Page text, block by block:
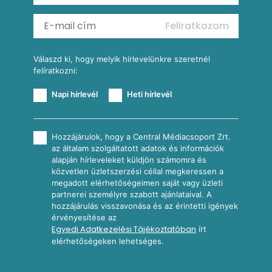
Reggeli receptek
Feliratkozom
Válaszd ki, hogy melyik hírlevelünkre szeretnél
felíratkozni:
Napi hírlevél Heti hírlevél
Hozzájárulok, hogy a Central Médiacsoport Zrt.
az általam szolgáltatott adatok és információk
alapján hírleveleket küldjön számomra és
közvetlen üzletszerzési céllal megkeressen a
megadott elérhetőségeimen saját vagy üzleti
partnerei személyre szabott ajánlataival. A
hozzájárulás visszavonása és az érintetti igények
érvényesítése az
Egyedi Adatkezelési Tájékoztatóban írt
elérhetőségeken lehetséges.